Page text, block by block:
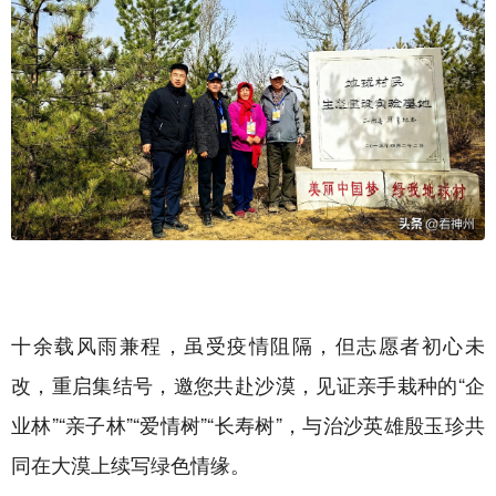
十余载风雨兼程，虽受疫情阻隔，但志愿者初心未
改，重启集结号，邀您共赴沙漠，见证亲手栽种的“企
业林”“亲子林”“爱情树”“长寿树”，与治沙英雄殷玉珍共
同在大漠上续写绿色情缘。